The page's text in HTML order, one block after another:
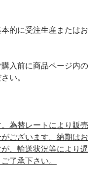
的に受注生産またはお
入前に商品ページ内の
い。
為替レートにより販売
ございます。納期はお
、輸送状況等により遅
了承下さい。